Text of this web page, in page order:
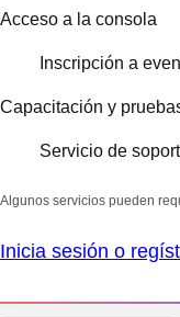
Acceso a la consola
Inscripción a
Capacitación y
Servicio de
Algunos servicios pueden
Inicia sesión o